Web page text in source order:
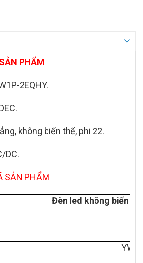
PHẨM
2EQHY.
không biến thế, phi 22.
DC.
SẢN PHẨM
Đèn led không biến